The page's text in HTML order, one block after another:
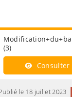
(3)
Consulter
le 18 juillet 2023